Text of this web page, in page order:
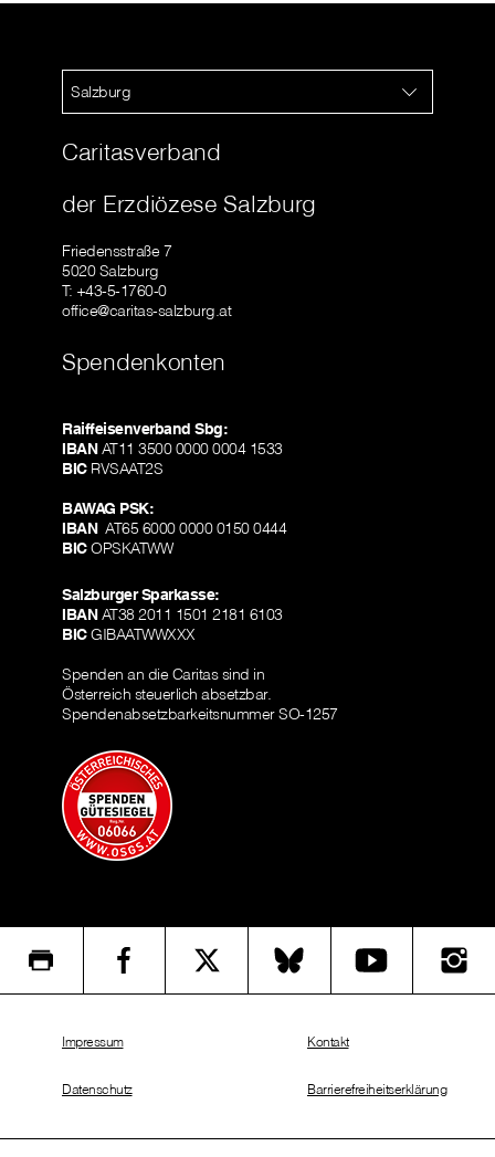
Salzburg
Caritasverband
der Erzdiözese Salzburg
Friedensstraße 7
5020 Salzburg
T: +43-5-1760-0
office@caritas-salzburg.at
Spendenkonten
Raiffeisenverband Sbg:
IBANAT11 3500 0000 0004 1533
BICRVSAAT2S
BAWAG PSK:
IBANAT65 6000 0000 0150 0444
BICOPSKATWW
Salzburger Sparkasse:
IBANAT38 2011 1501 2181 6103
BICGIBAATWWXXX
Spenden an die Caritas sind in
Österreich steuerlich absetzbar.
Spendenabsetzbarkeitsnummer SO-1257
Impressum
Datenschutz
Kontakt
Barrierefreiheitserklärung